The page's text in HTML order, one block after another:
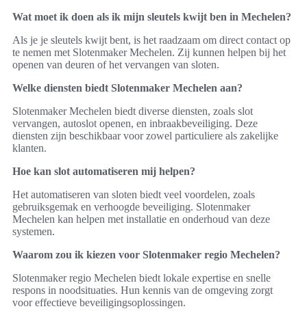
Wat moet ik doen als ik mijn sleutels kwijt ben in Mechelen?
Als je je sleutels kwijt bent, is het raadzaam om direct contact op
te nemen met Slotenmaker Mechelen. Zij kunnen helpen bij het
openen van deuren of het vervangen van sloten.
Welke diensten biedt Slotenmaker Mechelen aan?
Slotenmaker Mechelen biedt diverse diensten, zoals slot
vervangen, autoslot openen, en inbraakbeveiliging. Deze
diensten zijn beschikbaar voor zowel particuliere als zakelijke
klanten.
Hoe kan slot automatiseren mij helpen?
Het automatiseren van sloten biedt veel voordelen, zoals
gebruiksgemak en verhoogde beveiliging. Slotenmaker
Mechelen kan helpen met installatie en onderhoud van deze
systemen.
Waarom zou ik kiezen voor Slotenmaker regio Mechelen?
Slotenmaker regio Mechelen biedt lokale expertise en snelle
respons in noodsituaties. Hun kennis van de omgeving zorgt
voor effectieve beveiligingsoplossingen.